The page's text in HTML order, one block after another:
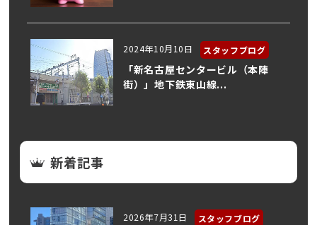
2024年10月10日 スタッフブログ
「新名古屋センタービル（本陣
街）」地下鉄東山線...
新着記事
2026年7月31日 スタッフブログ